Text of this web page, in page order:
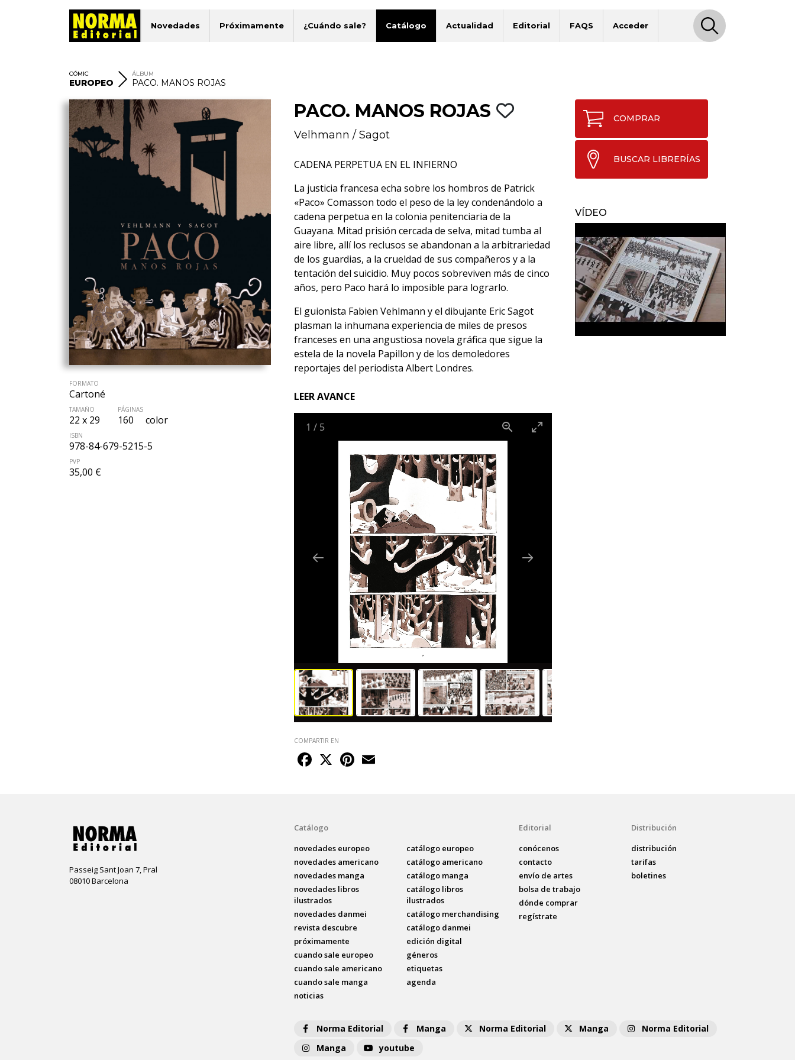
Novedades Próximamente ¿Cuándo sale? Catálogo Actualidad Editorial FAQS Acceder
CÓMIC
EUROPEO
ÁLBUM
PACO. MANOS ROJAS
FORMATO
Cartoné
TAMAÑO
22 x 29
PÁGINAS
160 color
ISBN
978-84-679-5215-5
PVP
35,00 €
PACO. MANOS ROJAS
Velhmann / Sagot
CADENA PERPETUA EN EL INFIERNO
La justicia francesa echa sobre los hombros de Patrick
«Paco» Comasson todo el peso de la ley condenándolo a
cadena perpetua en la colonia penitenciaria de la
Guayana. Mitad prisión cercada de selva, mitad tumba al
aire libre, allí los reclusos se abandonan a la arbitrariedad
de los guardias, a la crueldad de sus compañeros y a la
tentación del suicidio. Muy pocos sobreviven más de cinco
años, pero Paco hará lo imposible para lograrlo.
El guionista Fabien Vehlmann y el dibujante Eric Sagot
plasman la inhumana experiencia de miles de presos
franceses en una angustiosa novela gráfica que sigue la
estela de la novela Papillon y de los demoledores
reportajes del periodista Albert Londres.
LEER AVANCE
1 / 5
COMPARTIR EN
Facebook
X Pinterest
COMPRAR
BUSCAR LIBRERÍAS
VÍDEO
Passeig Sant Joan 7, Pral
08010 Barcelona
Catálogo
novedades europeo
novedades americano
novedades manga
novedades libros
ilustrados
novedades danmei
revista descubre
próximamente
cuando sale europeo
cuando sale americano
cuando sale manga
noticias
catálogo europeo
catálogo americano
catálogo manga
catálogo libros
ilustrados
catálogo merchandising
catálogo danmei
edición digital
géneros
etiquetas
agenda
Editorial
conócenos
contacto
envío de artes
bolsa de trabajo
dónde comprar
regístrate
Distribución
distribución
tarifas
boletines
Norma Editorial Manga Norma Editorial Manga
Norma Editorial
Manga
youtube